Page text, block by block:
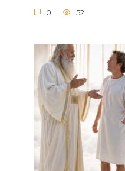
0 52